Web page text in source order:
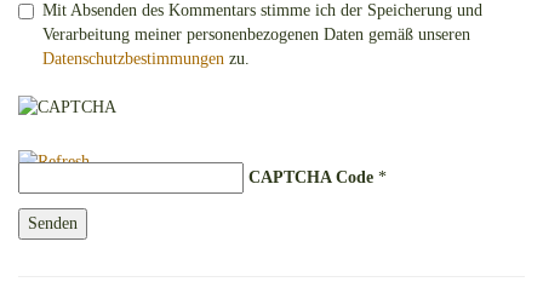
Mit Absenden des Kommentars stimme ich der Speicherung und
Verarbeitung meiner personenbezogenen Daten gemäß unseren
Datenschutzbestimmungen zu.
CAPTCHA Code *